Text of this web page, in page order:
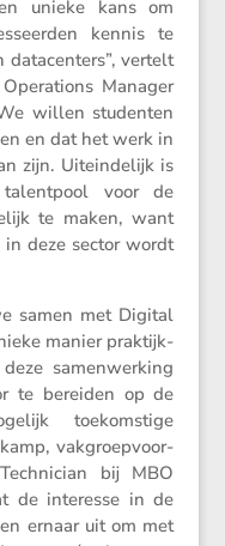
unieke kans om
kennis te
vertelt
Manager
willen studenten
en dat het werk in
zijn. Uitein­de­lijk is
voor de
te maken, want
in deze sector wordt
samen met Digital
manier praktijk­
samen­wer­king
te bereiden op de
toekom­stige
vakgroep­voor­
bij MBO
de interesse in de
ernaar uit om met